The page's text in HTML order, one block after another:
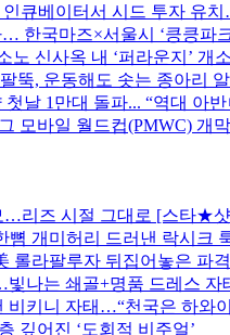
큐베이터서 시드 투자 유
한국마즈×서울시 ‘킁킁파
신사옥 내 ‘퍼라운지’ 개소
뚝, 운동해도 솟는 종아리
날 1만대 돌파... “역대 아반
모바일 월드컵(PMWC) 개막
…리즈 시절 그대로 [스타★
뼘 개미허리 드러낸 락시크
롤라팔루자 뒤집어놓은 파
빛나는 쇄골+명품 드레스
비키니 자태…“천국은 하와
깊어진 ‘도회적 비주얼’